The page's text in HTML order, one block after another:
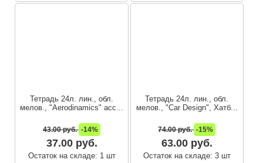
Тетрадь 24л. лин., обл.
мелов., "Aerodinamics" асс...
43.00 руб. -14%
37.00 руб.
Остаток на складе: 1 шт
Тетрадь 24л. лин., обл.
мелов., "Car Design", Хатб...
74.00 руб. -15%
63.00 руб.
Остаток на складе: 3 шт